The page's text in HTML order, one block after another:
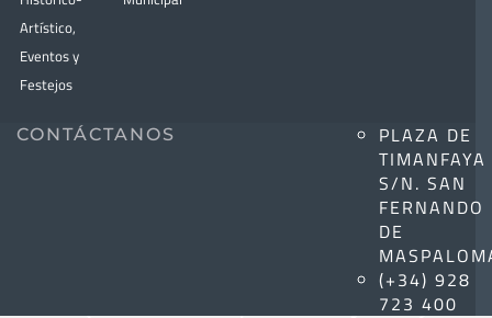
Artístico,
Eventos y
Festejos
CONTÁCTANOS
PLAZA DE
TIMANFAYA
S/N. SAN
FERNANDO
DE
(+34) 928
723 400